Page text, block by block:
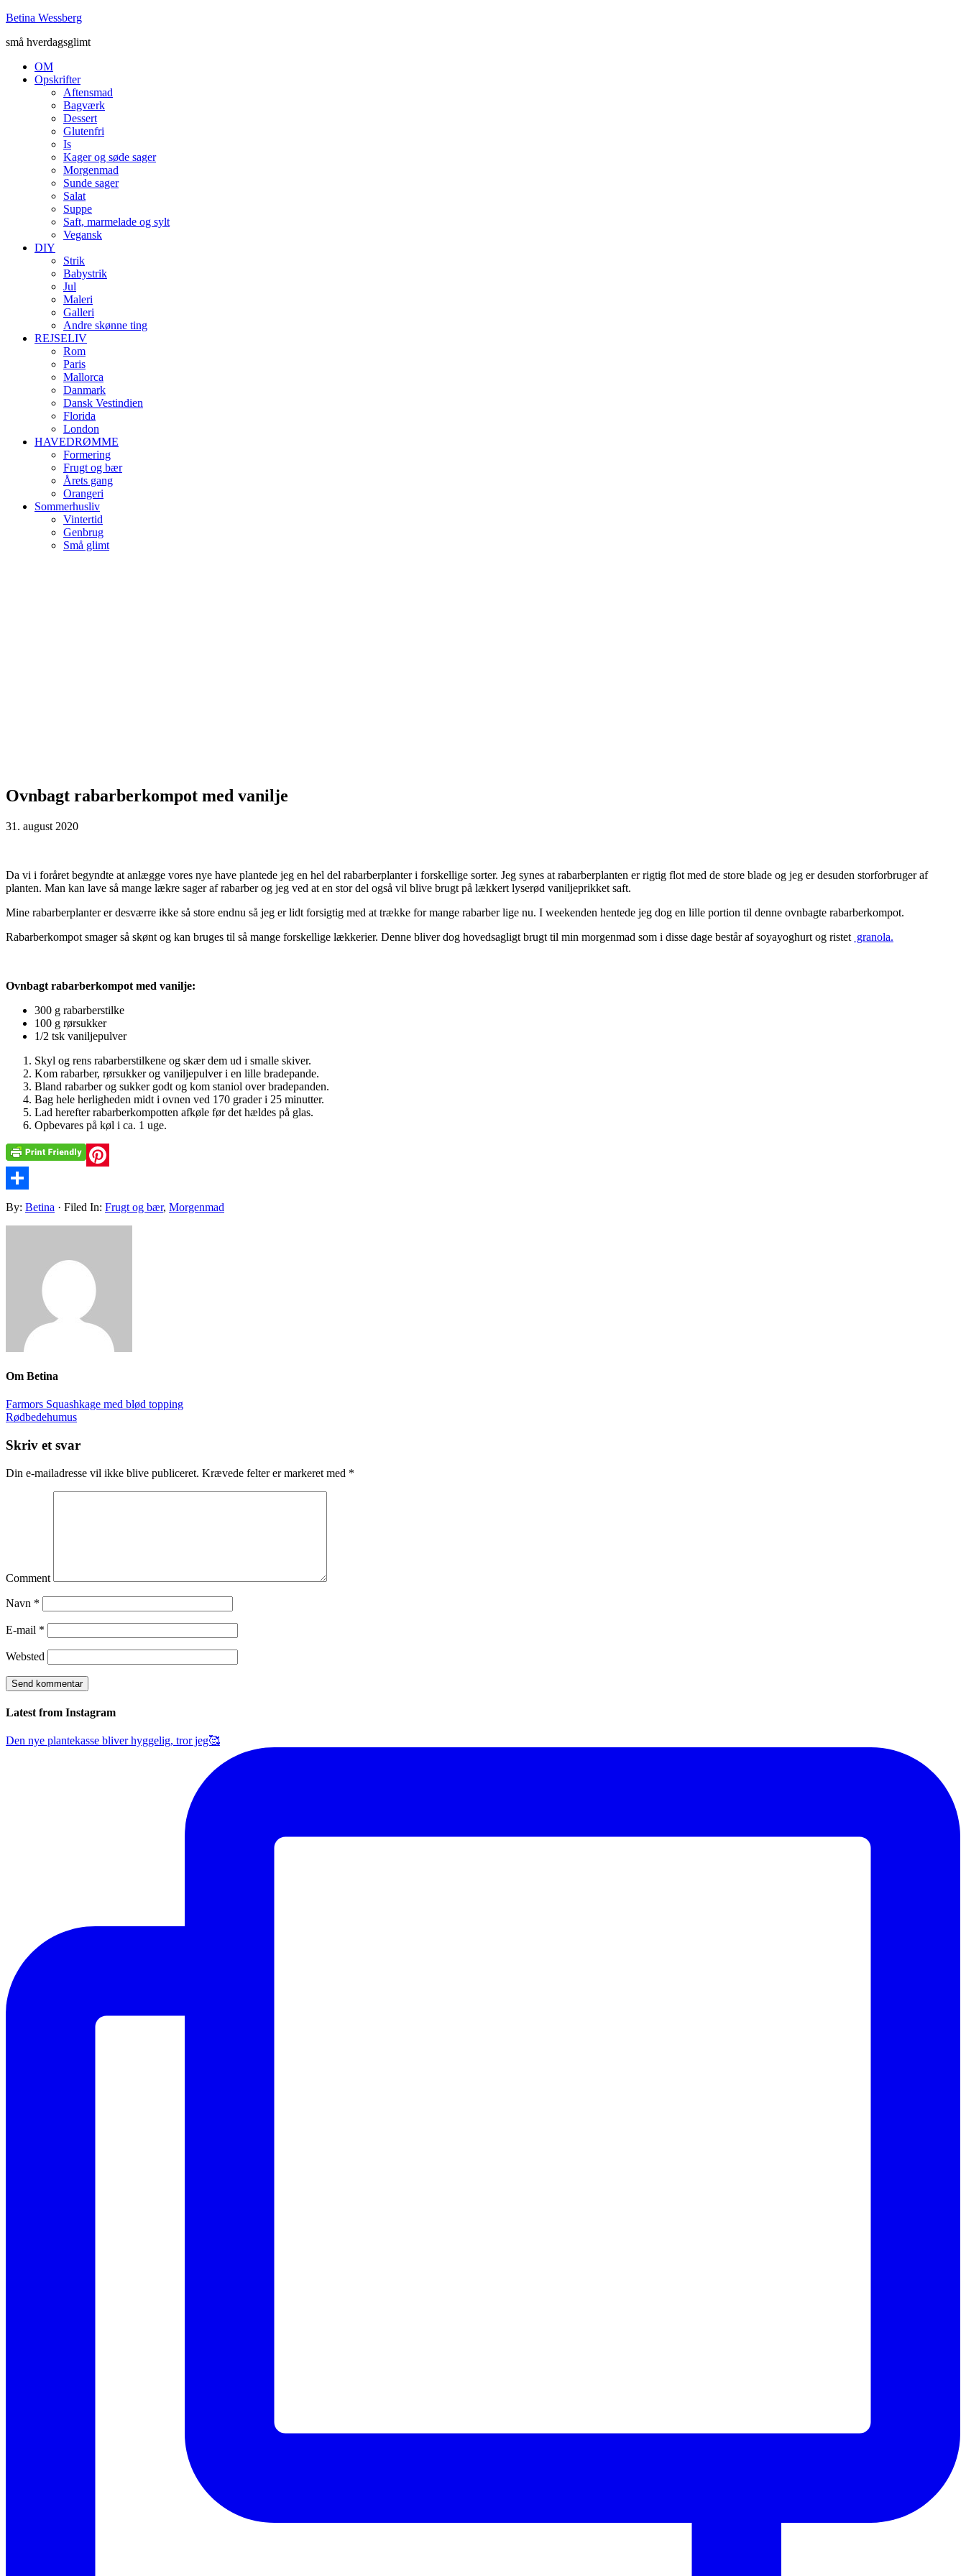
Betina Wessberg
små hverdagsglimt
OM
Opskrifter
Aftensmad
Bagværk
Dessert
Glutenfri
Is
Kager og søde sager
Morgenmad
Sunde sager
Salat
Suppe
Saft, marmelade og sylt
Vegansk
DIY
Strik
Babystrik
Jul
Maleri
Galleri
Andre skønne ting
REJSELIV
Rom
Paris
Mallorca
Danmark
Dansk Vestindien
Florida
London
HAVEDRØMME
Formering
Frugt og bær
Årets gang
Orangeri
Sommerhusliv
Vintertid
Genbrug
Små glimt
Ovnbagt rabarberkompot med vanilje
31. august 2020
Da vi i foråret begyndte at anlægge vores nye have plantede jeg en hel del rabarberplanter i forskellige sorter. Jeg synes at rabarberplanten er rigtig flot med de store blade og jeg er desuden storforbruger af
planten. Man kan lave så mange lækre sager af rabarber og jeg ved at en stor del også vil blive brugt på lækkert lyserød vaniljeprikket saft.
Mine rabarberplanter er desværre ikke så store endnu så jeg er lidt forsigtig med at trække for mange rabarber lige nu. I weekenden hentede jeg dog en lille portion til denne ovnbagte rabarberkompot.
Rabarberkompot smager så skønt og kan bruges til så mange forskellige lækkerier. Denne bliver dog hovedsagligt brugt til min morgenmad som i disse dage består af soyayoghurt og ristet granola.
Ovnbagt rabarberkompot med vanilje:
300 g rabarberstilke
100 g rørsukker
1/2 tsk vaniljepulver
Skyl og rens rabarberstilkene og skær dem ud i smalle skiver.
Kom rabarber, rørsukker og vaniljepulver i en lille bradepande.
Bland rabarber og sukker godt og kom staniol over bradepanden.
Bag hele herligheden midt i ovnen ved 170 grader i 25 minutter.
Lad herefter rabarberkompotten afkøle før det hældes på glas.
Opbevares på køl i ca. 1 uge.
Pinterest
Share
By: Betina · Filed In: Frugt og bær, Morgenmad
Om Betina
Farmors Squashkage med blød topping
Rødbedehumus
Skriv et svar
Din e-mailadresse vil ikke blive publiceret. Krævede felter er markeret med *
Comment
Navn *
E-mail *
Websted
Latest from Instagram
Den nye plantekasse bliver hyggelig, tror jeg🥰